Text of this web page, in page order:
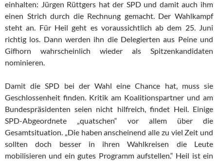
einhalten: Jürgen Rüttgers hat der SPD und damit auch ihm
einen Strich durch die Rechnung gemacht. Der Wahlkampf
steht an. Für Heil geht es voraussichtlich ab dem 25. Juni
richtig los. Dann werden ihn die Delegierten aus Peine und
Gifhorn wahrscheinlich wieder als Spitzenkandidaten
nominieren.
Damit die SPD bei der Wahl eine Chance hat, muss sie
Geschlossenheit finden. Kritik am Koalitionspartner und am
Bundespräsidenten seien nicht hilfreich, findet Heil. Einige
SPD-Abgeordnete „quatschen“ vor allem über die
Gesamtsituation. „Die haben anscheinend alle zu viel Zeit und
sollten doch besser in ihren Wahlkreisen die Leute
mobilisieren und ein gutes Programm aufstellen.“ Heil ist ein